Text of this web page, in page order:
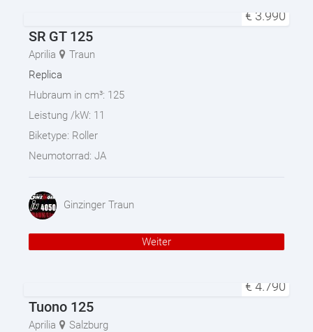
€ 3.990
SR GT 125
Aprilia
Traun
Replica
Hubraum in cm³: 125
Leistung /kW: 11
Biketype: Roller
Neumotorrad: JA
Ginzinger Traun
Weiter
€ 4.790
Tuono 125
Aprilia
Salzburg